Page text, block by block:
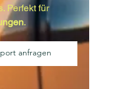
Perfekt für
.
anfragen